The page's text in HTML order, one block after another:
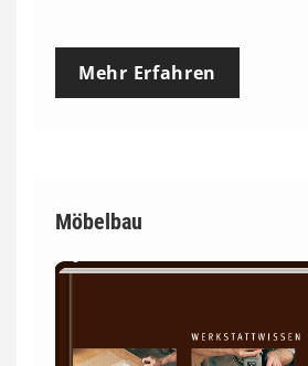
e
n
e
Mehr Erfahren
Möbelbau